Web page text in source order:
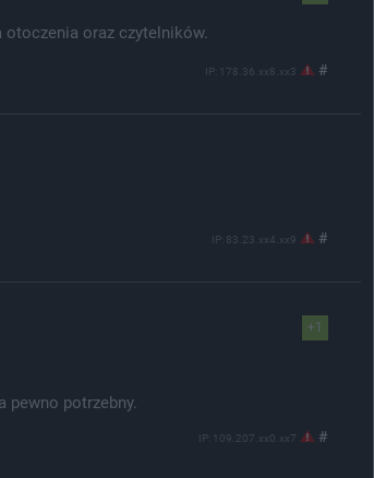
otoczenia oraz czytelników.
IP: 178.36.xx8.xx3 #
IP: 83.23.xx4.xx9 #
+1
pewno potrzebny.
IP: 109.207.xx0.xx7 #